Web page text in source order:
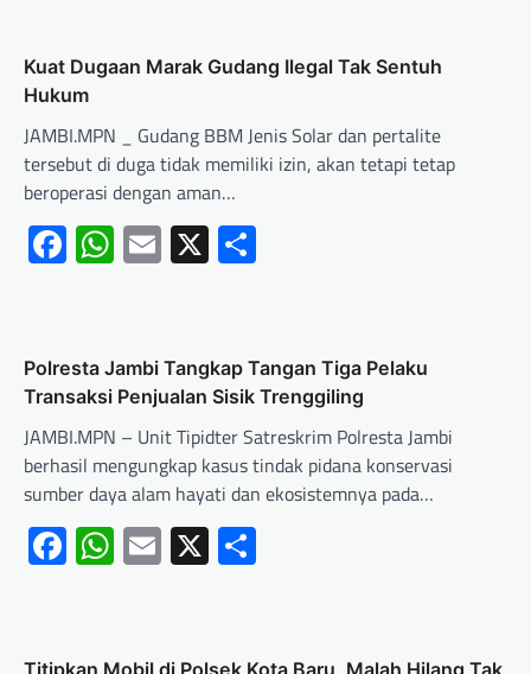
Kuat Dugaan Marak Gudang Ilegal Tak Sentuh
Hukum
JAMBI.MPN _ Gudang BBM Jenis Solar dan pertalite
tersebut di duga tidak memiliki izin, akan tetapi tetap
beroperasi dengan aman…
Facebook
WhatsApp
Email
X
Polresta Jambi Tangkap Tangan Tiga Pelaku
Transaksi Penjualan Sisik Trenggiling
JAMBI.MPN – Unit Tipidter Satreskrim Polresta Jambi
berhasil mengungkap kasus tindak pidana konservasi
sumber daya alam hayati dan ekosistemnya pada…
Facebook
WhatsApp
Email
X